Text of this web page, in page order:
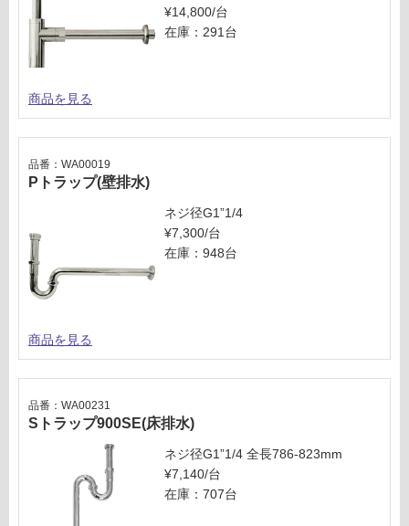
¥14,800/台
在庫：291台
商品を見る
Pトラップ(壁排水)
品番：WA00019
ネジ径G1”1/4
¥7,300/台
在庫：948台
商品を見る
Sトラップ900SE(床排水)
品番：WA00231
ネジ径G1”1/4 全長786-823mm
¥7,140/台
在庫：707台